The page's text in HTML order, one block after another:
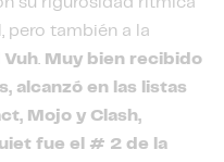
pero también a la
Vuh. Muy bien recibido
alcanzó en las listas
Mojo y Clash,
fue el # 2 de la